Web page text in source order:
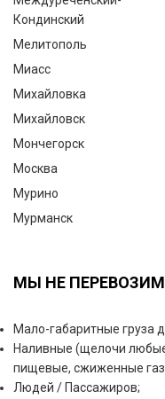
Кондинский
Мелитополь
Миасс
Михайловка
Михайловск
Мончегорск
Москва
Мурино
Мурманск
МЫ НЕ ПЕРЕВОЗИМ
Мало-габаритные груза
Наливные (щелочи
пищевые, сжиженные
Людей / Пассажиров;